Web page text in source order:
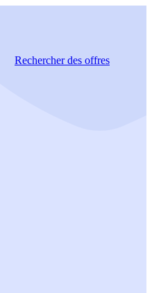
Rechercherdes offres